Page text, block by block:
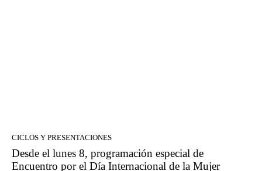
CICLOS Y PRESENTACIONES
Desde el lunes 8, programación especial de
Encuentro por el Día Internacional de la Mujer